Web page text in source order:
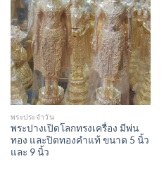
Add to
Wishlist
พระประจำวัน
พระปางเปิดโลกทรงเครื่อง มีพ่น
ทอง และปิดทองคำแท้ ขนาด 5 นิ้ว
และ 9 นิ้ว